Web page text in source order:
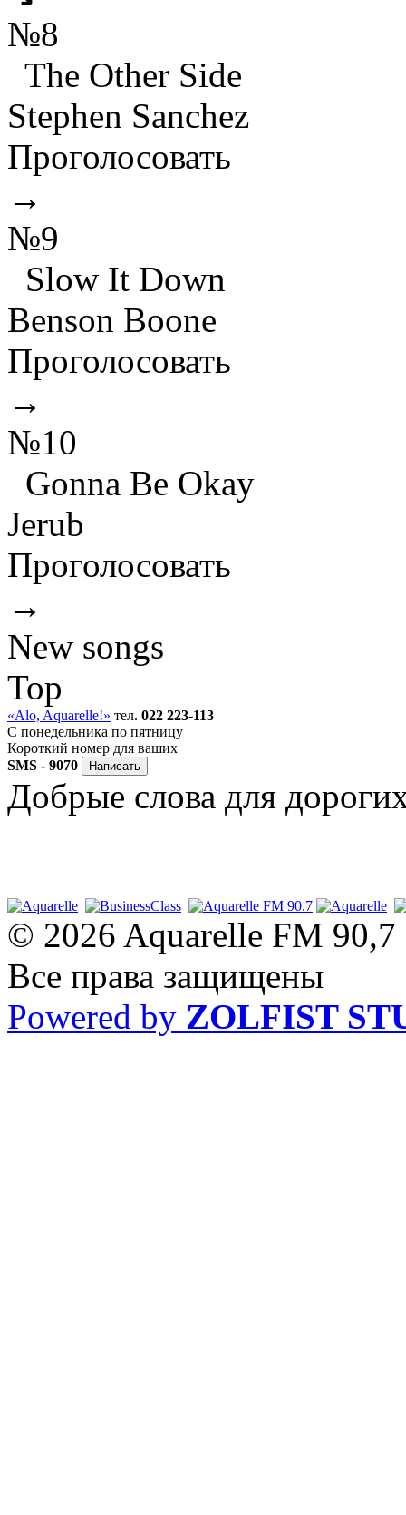
№8
The Other Side
Stephen Sanchez
Проголосовать
→
№9
Slow It Down
Benson Boone
Проголосовать
→
№10
Gonna Be Okay
Jerub
Проголосовать
→
New songs
Top
«Alo, Aquarelle!» тел. 022 223-113
C понедельника по пятницу
Короткий номер для ваших
SMS - 9070
Добрые слова для
© 2026 Aquarelle FM 90,7
Все права защищены
Powered by ZOLFIST